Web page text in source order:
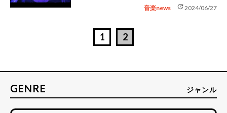
音楽news update2024/06/27
1 2
GENRE ジャンル